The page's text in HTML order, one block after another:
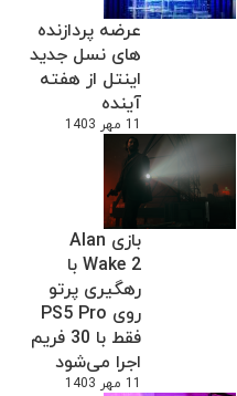
عرضه پردازنده
های نسل جدید
اینتل از هفته
آینده
11 مهر 1403
بازی Alan
Wake 2 با
رهگیری پرتو
روی PS5 Pro
فقط با 30 فریم
اجرا می‌شود
11 مهر 1403